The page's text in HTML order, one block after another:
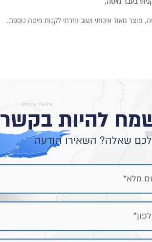
מוצר מאוד איכותי ושוב חזרתי לקנות מיטה נוספת.
להיות בקשר
שאלה? השאירו הודעה